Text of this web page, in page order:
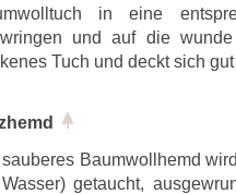
in eine
und auf die
Tuch und deckt sich
Baumwollhemd
getaucht,